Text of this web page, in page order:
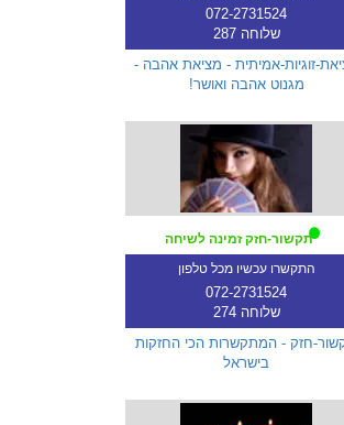
072-2731524
שלוחה 287
זוגיות-אמיתית - מציאת אהבה -
מגנוט אהבה ואושר!
תקשור-חזק זמינה לשיחה
התקשרו עכשיו מכל טלפון
072-2731524
שלוחה 274
חזק - המתקשרות הכי החזקות
בישראל